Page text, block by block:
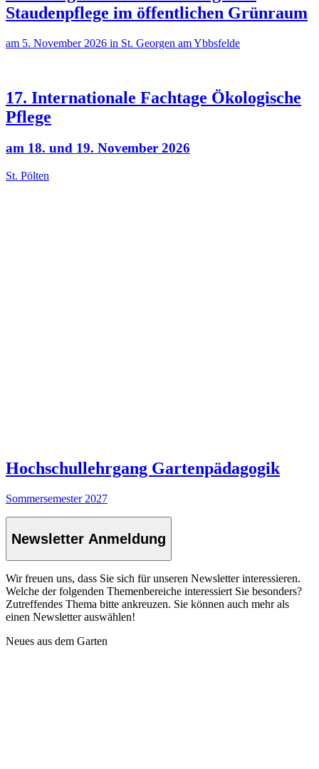
Staudenpflege im öffentlichen Grünraum
am 5. November 2026 in St. Georgen am Ybbsfelde
17. Internationale Fachtage Ökologische
Pflege
am 18. und 19. November 2026
St. Pölten
Hochschullehrgang Gartenpädagogik
Sommersemester 2027
Newsletter Anmeldung
Wir freuen uns, dass Sie sich für unseren Newsletter interessieren.
Welche der folgenden Themenbereiche interessiert Sie besonders?
Zutreffendes Thema bitte ankreuzen. Sie können auch mehr als
einen Newsletter auswählen!
Neues aus dem Garten